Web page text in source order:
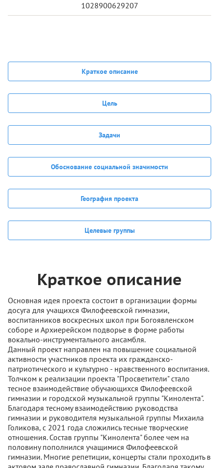
1028900629207
Краткое описание
Цель
Задачи
Обоснование социальной значимости
География проекта
Целевые группы
Краткое описание
Основная идея проекта состоит в организации формы
досуга для учащихся Филофеевской гимназии,
воспитанников воскресных школ при Богоявленском
соборе и Архиерейском подворье в форме работы
вокально-инструментального ансамбля.
Данный проект направлен на повышение социальной
активности участников проекта их гражданско-
патриотического и культурно - нравственного воспитания.
Толчком к реализации проекта "Просветители" стало
тесное взаимодействие обучающихся Филофеевской
гимназии и городской музыкальной группы "Кинолента".
Благодаря тесному взаимодействию руководства
гимназии и руководителя музыкальной группы Михаила
Голикова, с 2021 года сложились тесные творческие
отношения. Состав группы "Кинолента" более чем на
половину пополнился учащимися Филофеевской
гимназии. Многие репетиции, концерты стали проходить в